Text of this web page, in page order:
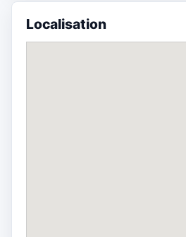
Localisation